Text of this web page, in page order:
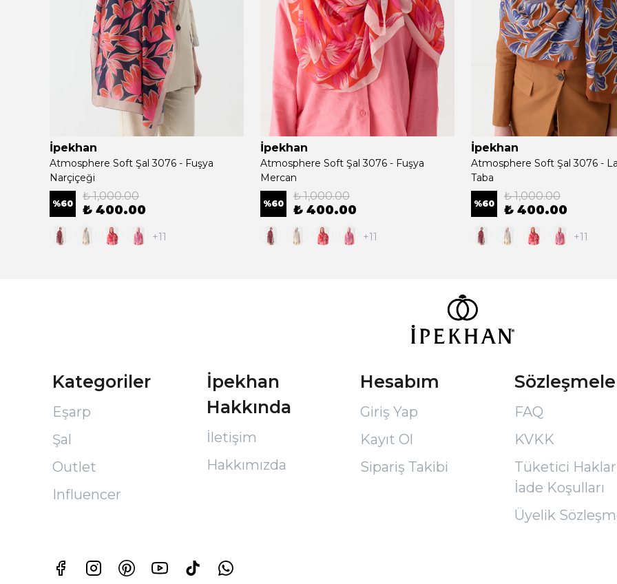
İpekhan
Atmosphere Soft Şal 3076 - Fuşya
Narçiçeği
%60
₺ 1,000.00
₺ 400.00
+11
İpekhan
Atmosphere Soft Şal 3076 - Fuşya
Mercan
%60
₺ 1,000.00
₺ 400.00
+11
İpekhan
Atmosphere Soft Şal 3076 -
Taba
%60
₺ 1,000.00
₺ 400.00
+11
Kategoriler
Eşarp
Şal
Outlet
Influencer
İpekhan
Hakkında
İletişim
Hakkımızda
Hesabım
Giriş Yap
Kayıt Ol
Sipariş Takibi
FAQ
KVKK
Tüketici
İade Koşulları
Üyelik